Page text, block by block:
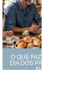
O QUE FAZER DE
DIA DOS PAIS?
NÃO ERRAR